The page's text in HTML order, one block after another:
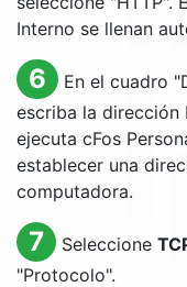
Interno se llenan
6
En el cuadro
escriba la dirección
ejecuta cFos
establecer una
computadora.
7 Seleccione
"Protocolo".